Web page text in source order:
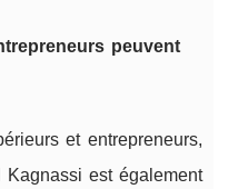
peuvent
et entrepreneurs,
est également